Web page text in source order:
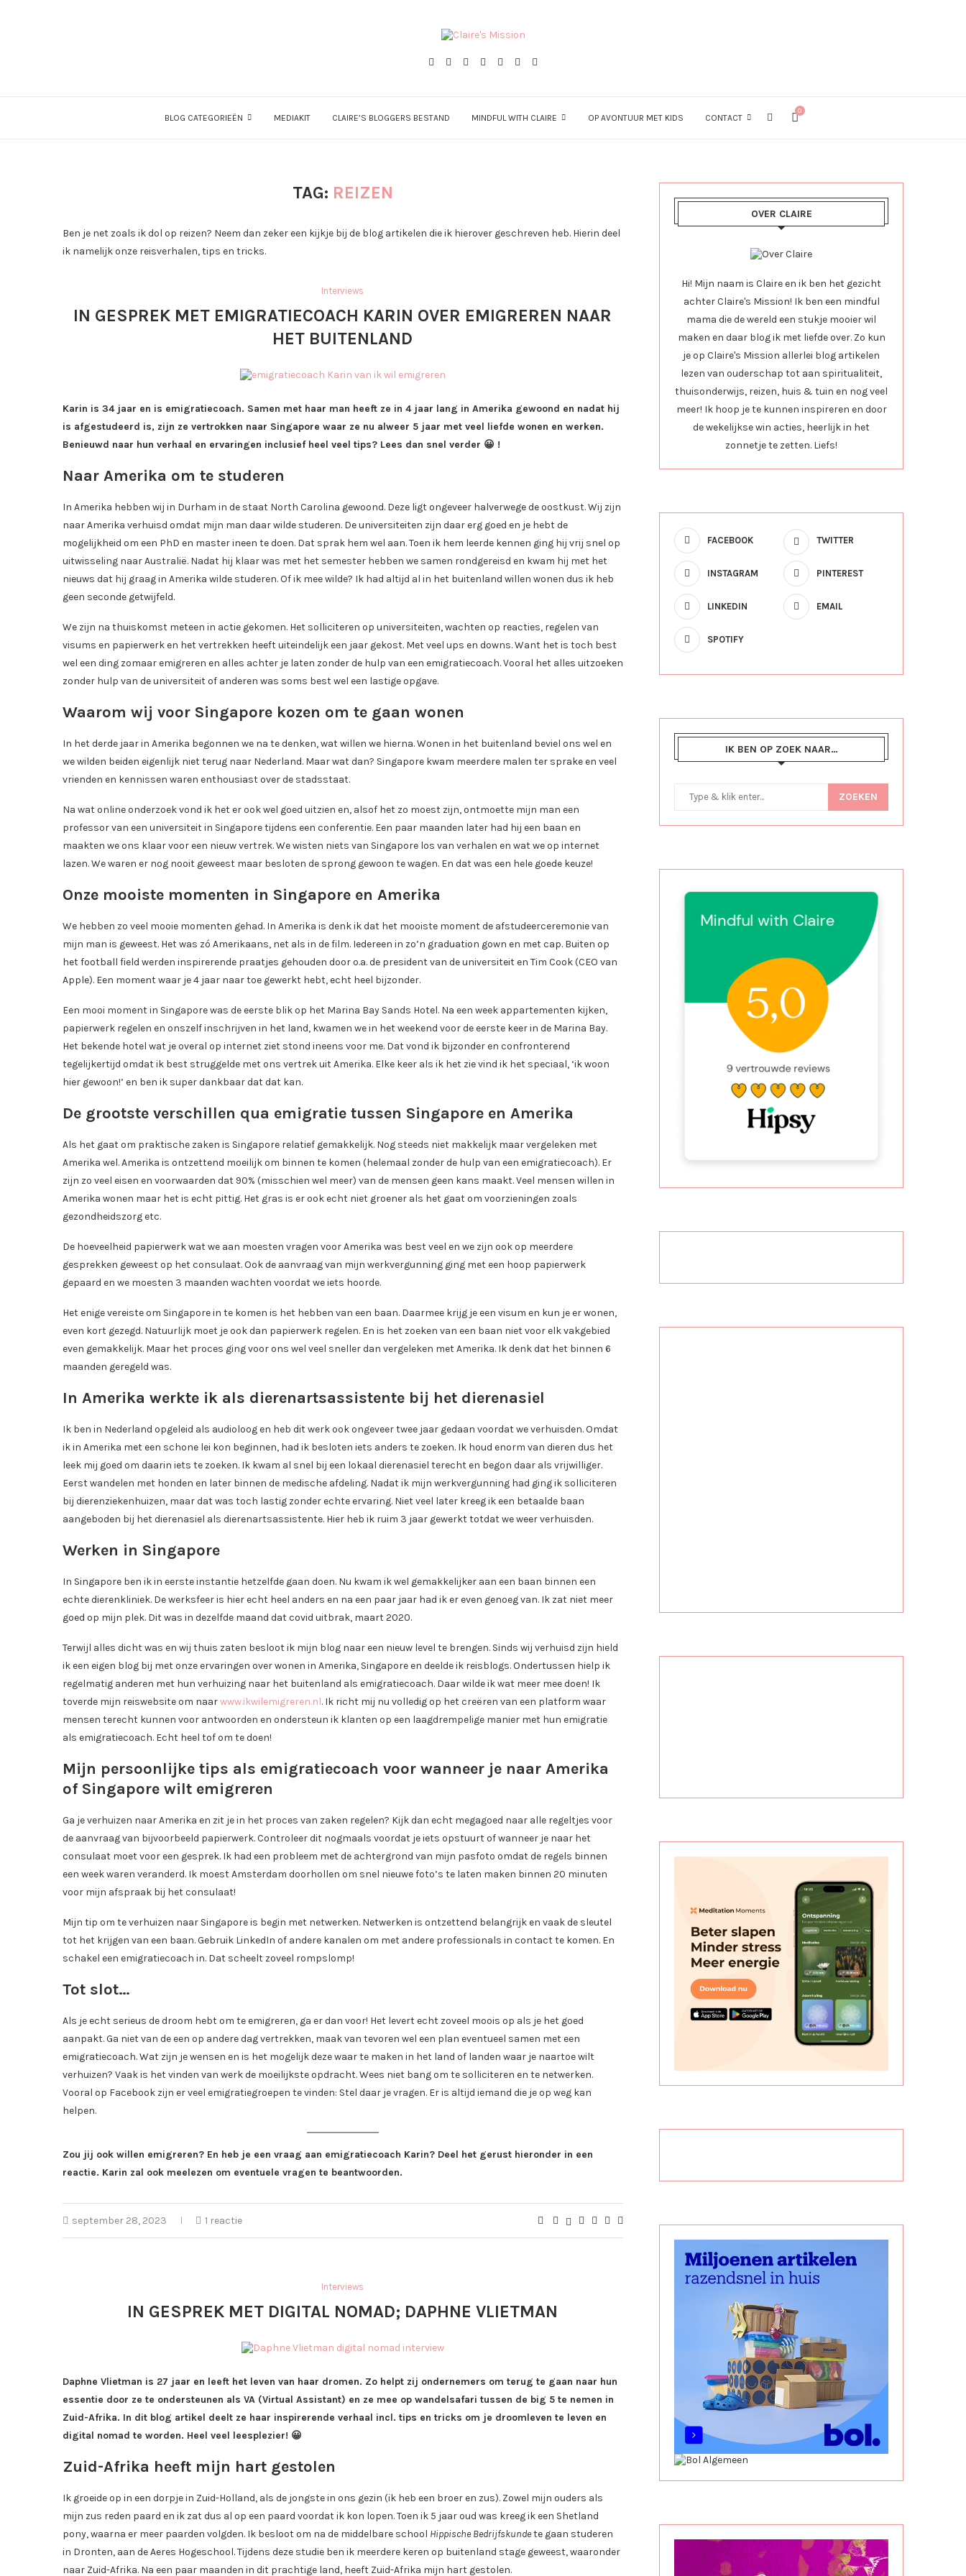
BLOG CATEGORIEËN MEDIAKIT CLAIRE’S BLOGGERS BESTAND MINDFUL WITH CLAIRE OP AVONTUUR MET KIDS CONTACT
0
TAG: REIZEN
Ben je net zoals ik dol op reizen? Neem dan zeker een kijkje bij de blog artikelen die ik hierover geschreven heb. Hierin deel
ik namelijk onze reisverhalen, tips en tricks.
Interviews
IN GESPREK MET EMIGRATIECOACH KARIN OVER EMIGREREN NAAR
HET BUITENLAND
Karin is 34 jaar en is emigratiecoach. Samen met haar man heeft ze in 4 jaar lang in Amerika gewoond en nadat hij
is afgestudeerd is, zijn ze vertrokken naar Singapore waar ze nu alweer 5 jaar met veel liefde wonen en werken.
Benieuwd naar hun verhaal en ervaringen inclusief heel veel tips? Lees dan snel verder 😀 !
Naar Amerika om te studeren
In Amerika hebben wij in Durham in de staat North Carolina gewoond. Deze ligt ongeveer halverwege de oostkust. Wij zijn
naar Amerika verhuisd omdat mijn man daar wilde studeren. De universiteiten zijn daar erg goed en je hebt de
mogelijkheid om een PhD en master ineen te doen. Dat sprak hem wel aan. Toen ik hem leerde kennen ging hij vrij snel op
uitwisseling naar Australië. Nadat hij klaar was met het semester hebben we samen rondgereisd en kwam hij met het
nieuws dat hij graag in Amerika wilde studeren. Of ik mee wilde? Ik had altijd al in het buitenland willen wonen dus ik heb
geen seconde getwijfeld.
We zijn na thuiskomst meteen in actie gekomen. Het solliciteren op universiteiten, wachten op reacties, regelen van
visums en papierwerk en het vertrekken heeft uiteindelijk een jaar gekost. Met veel ups en downs. Want het is toch best
wel een ding zomaar emigreren en alles achter je laten zonder de hulp van een emigratiecoach. Vooral het alles uitzoeken
zonder hulp van de universiteit of anderen was soms best wel een lastige opgave.
Waarom wij voor Singapore kozen om te gaan wonen
In het derde jaar in Amerika begonnen we na te denken, wat willen we hierna. Wonen in het buitenland beviel ons wel en
we wilden beiden eigenlijk niet terug naar Nederland. Maar wat dan? Singapore kwam meerdere malen ter sprake en veel
vrienden en kennissen waren enthousiast over de stadsstaat.
Na wat online onderzoek vond ik het er ook wel goed uitzien en, alsof het zo moest zijn, ontmoette mijn man een
professor van een universiteit in Singapore tijdens een conferentie. Een paar maanden later had hij een baan en
maakten we ons klaar voor een nieuw vertrek. We wisten niets van Singapore los van verhalen en wat we op internet
lazen. We waren er nog nooit geweest maar besloten de sprong gewoon te wagen. En dat was een hele goede keuze!
Onze mooiste momenten in Singapore en Amerika
We hebben zo veel mooie momenten gehad. In Amerika is denk ik dat het mooiste moment de afstudeerceremonie van
mijn man is geweest. Het was zó Amerikaans, net als in de film. Iedereen in zo’n graduation gown en met cap. Buiten op
het football field werden inspirerende praatjes gehouden door o.a. de president van de universiteit en Tim Cook (CEO van
Apple). Een moment waar je 4 jaar naar toe gewerkt hebt, echt heel bijzonder.
Een mooi moment in Singapore was de eerste blik op het Marina Bay Sands Hotel. Na een week appartementen kijken,
papierwerk regelen en onszelf inschrijven in het land, kwamen we in het weekend voor de eerste keer in de Marina Bay.
Het bekende hotel wat je overal op internet ziet stond ineens voor me. Dat vond ik bijzonder en confronterend
tegelijkertijd omdat ik best struggelde met ons vertrek uit Amerika. Elke keer als ik het zie vind ik het speciaal, ‘ik woon
hier gewoon!’ en ben ik super dankbaar dat dat kan.
De grootste verschillen qua emigratie tussen Singapore en Amerika
Als het gaat om praktische zaken is Singapore relatief gemakkelijk. Nog steeds niet makkelijk maar vergeleken met
Amerika wel. Amerika is ontzettend moeilijk om binnen te komen (helemaal zonder de hulp van een emigratiecoach). Er
zijn zo veel eisen en voorwaarden dat 90% (misschien wel meer) van de mensen geen kans maakt. Veel mensen willen in
Amerika wonen maar het is echt pittig. Het gras is er ook echt niet groener als het gaat om voorzieningen zoals
gezondheidszorg etc.
De hoeveelheid papierwerk wat we aan moesten vragen voor Amerika was best veel en we zijn ook op meerdere
gesprekken geweest op het consulaat. Ook de aanvraag van mijn werkvergunning ging met een hoop papierwerk
gepaard en we moesten 3 maanden wachten voordat we iets hoorde.
Het enige vereiste om Singapore in te komen is het hebben van een baan. Daarmee krijg je een visum en kun je er wonen,
even kort gezegd. Natuurlijk moet je ook dan papierwerk regelen. En is het zoeken van een baan niet voor elk vakgebied
even gemakkelijk. Maar het proces ging voor ons wel veel sneller dan vergeleken met Amerika. Ik denk dat het binnen 6
maanden geregeld was.
In Amerika werkte ik als dierenartsassistente bij het dierenasiel
Ik ben in Nederland opgeleid als audioloog en heb dit werk ook ongeveer twee jaar gedaan voordat we verhuisden. Omdat
ik in Amerika met een schone lei kon beginnen, had ik besloten iets anders te zoeken. Ik houd enorm van dieren dus het
leek mij goed om daarin iets te zoeken. Ik kwam al snel bij een lokaal dierenasiel terecht en begon daar als vrijwilliger.
Eerst wandelen met honden en later binnen de medische afdeling. Nadat ik mijn werkvergunning had ging ik solliciteren
bij dierenziekenhuizen, maar dat was toch lastig zonder echte ervaring. Niet veel later kreeg ik een betaalde baan
aangeboden bij het dierenasiel als dierenartsassistente. Hier heb ik ruim 3 jaar gewerkt totdat we weer verhuisden.
Werken in Singapore
In Singapore ben ik in eerste instantie hetzelfde gaan doen. Nu kwam ik wel gemakkelijker aan een baan binnen een
echte dierenkliniek. De werksfeer is hier echt heel anders en na een paar jaar had ik er even genoeg van. Ik zat niet meer
goed op mijn plek. Dit was in dezelfde maand dat covid uitbrak, maart 2020.
Terwijl alles dicht was en wij thuis zaten besloot ik mijn blog naar een nieuw level te brengen. Sinds wij verhuisd zijn hield
ik een eigen blog bij met onze ervaringen over wonen in Amerika, Singapore en deelde ik reisblogs. Ondertussen hielp ik
regelmatig anderen met hun verhuizing naar het buitenland als emigratiecoach. Daar wilde ik wat meer mee doen! Ik
toverde mijn reiswebsite om naarwww.ikwilemigreren.nl. Ik richt mij nu volledig op het creëren van een platform waar
mensen terecht kunnen voor antwoorden en ondersteun ik klanten op een laagdrempelige manier met hun emigratie
als emigratiecoach. Echt heel tof om te doen!
Mijn persoonlijke tips als emigratiecoach voor wanneer je naar Amerika
of Singapore wilt emigreren
Ga je verhuizen naar Amerika en zit je in het proces van zaken regelen? Kijk dan echt megagoed naar alle regeltjes voor
de aanvraag van bijvoorbeeld papierwerk. Controleer dit nogmaals voordat je iets opstuurt of wanneer je naar het
consulaat moet voor een gesprek. Ik had een probleem met de achtergrond van mijn pasfoto omdat de regels binnen
een week waren veranderd. Ik moest Amsterdam doorhollen om snel nieuwe foto’s te laten maken binnen 20 minuten
voor mijn afspraak bij het consulaat!
Mijn tip om te verhuizen naar Singapore is begin met netwerken. Netwerken is ontzettend belangrijk en vaak de sleutel
tot het krijgen van een baan. Gebruik LinkedIn of andere kanalen om met andere professionals in contact te komen. En
schakel een emigratiecoach in. Dat scheelt zoveel rompslomp!
Tot slot…
Als je echt serieus de droom hebt om te emigreren, ga er dan voor! Het levert echt zoveel moois op als je het goed
aanpakt. Ga niet van de een op andere dag vertrekken, maak van tevoren wel een plan eventueel samen met een
emigratiecoach. Wat zijn je wensen en is het mogelijk deze waar te maken in het land of landen waar je naartoe wilt
verhuizen? Vaak is het vinden van werk de moeilijkste opdracht. Wees niet bang om te solliciteren en te netwerken.
Vooral op Facebook zijn er veel emigratiegroepen te vinden: Stel daar je vragen. Er is altijd iemand die je op weg kan
helpen.
Zou jij ook willen emigreren? En heb je een vraag aan emigratiecoach Karin? Deel het gerust hieronder in een
reactie. Karin zal ook meelezen om eventuele vragen te beantwoorden.
september 28, 2023 1 reactie
Interviews
IN GESPREK MET DIGITAL NOMAD; DAPHNE VLIETMAN
Daphne Vlietman is 27 jaar en leeft het leven van haar dromen. Zo helpt zij ondernemers om terug te gaan naar hun
essentie door ze te ondersteunen als VA (Virtual Assistant) en ze mee op wandelsafari tussen de big 5 te nemen in
Zuid-Afrika. In dit blog artikel deelt ze haar inspirerende verhaal incl. tips en tricks om je droomleven te leven en
digital nomad te worden. Heel veel leesplezier! 😀
Zuid-Afrika heeft mijn hart gestolen
Ik groeide op in een dorpje in Zuid-Holland, als de jongste in ons gezin (ik heb een broer en zus). Zowel mijn ouders als
mijn zus reden paard en ik zat dus al op een paard voordat ik kon lopen. Toen ik 5 jaar oud was kreeg ik een Shetland
pony, waarna er meer paarden volgden. Ik besloot om na de middelbare school Hippische Bedrijfskundete gaan studeren
in Dronten, aan de Aeres Hogeschool. Tijdens deze studie ben ik meerdere keren op buitenland stage geweest, waaronder
naar Zuid-Afrika. Na een paar maanden in dit prachtige land, heeft Zuid-Afrika mijn hart gestolen.
OVER CLAIRE
Hi! Mijn naam is Claire en ik ben het gezicht
achter Claire's Mission! Ik ben een mindful
mama die de wereld een stukje mooier wil
maken en daar blog ik met liefde over. Zo kun
je op Claire's Mission allerlei blog artikelen
lezen van ouderschap tot aan spiritualiteit,
thuisonderwijs, reizen, huis & tuin en nog veel
meer! Ik hoop je te kunnen inspireren en door
de wekelijkse win acties, heerlijk in het
zonnetje te zetten. Liefs!
FACEBOOK TWITTER
INSTAGRAM PINTEREST
LINKEDIN EMAIL
SPOTIFY
IK BEN OP ZOEK NAAR…
ZOEKEN